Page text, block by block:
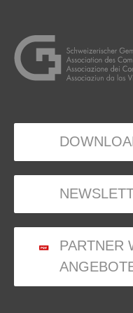
PARTNER